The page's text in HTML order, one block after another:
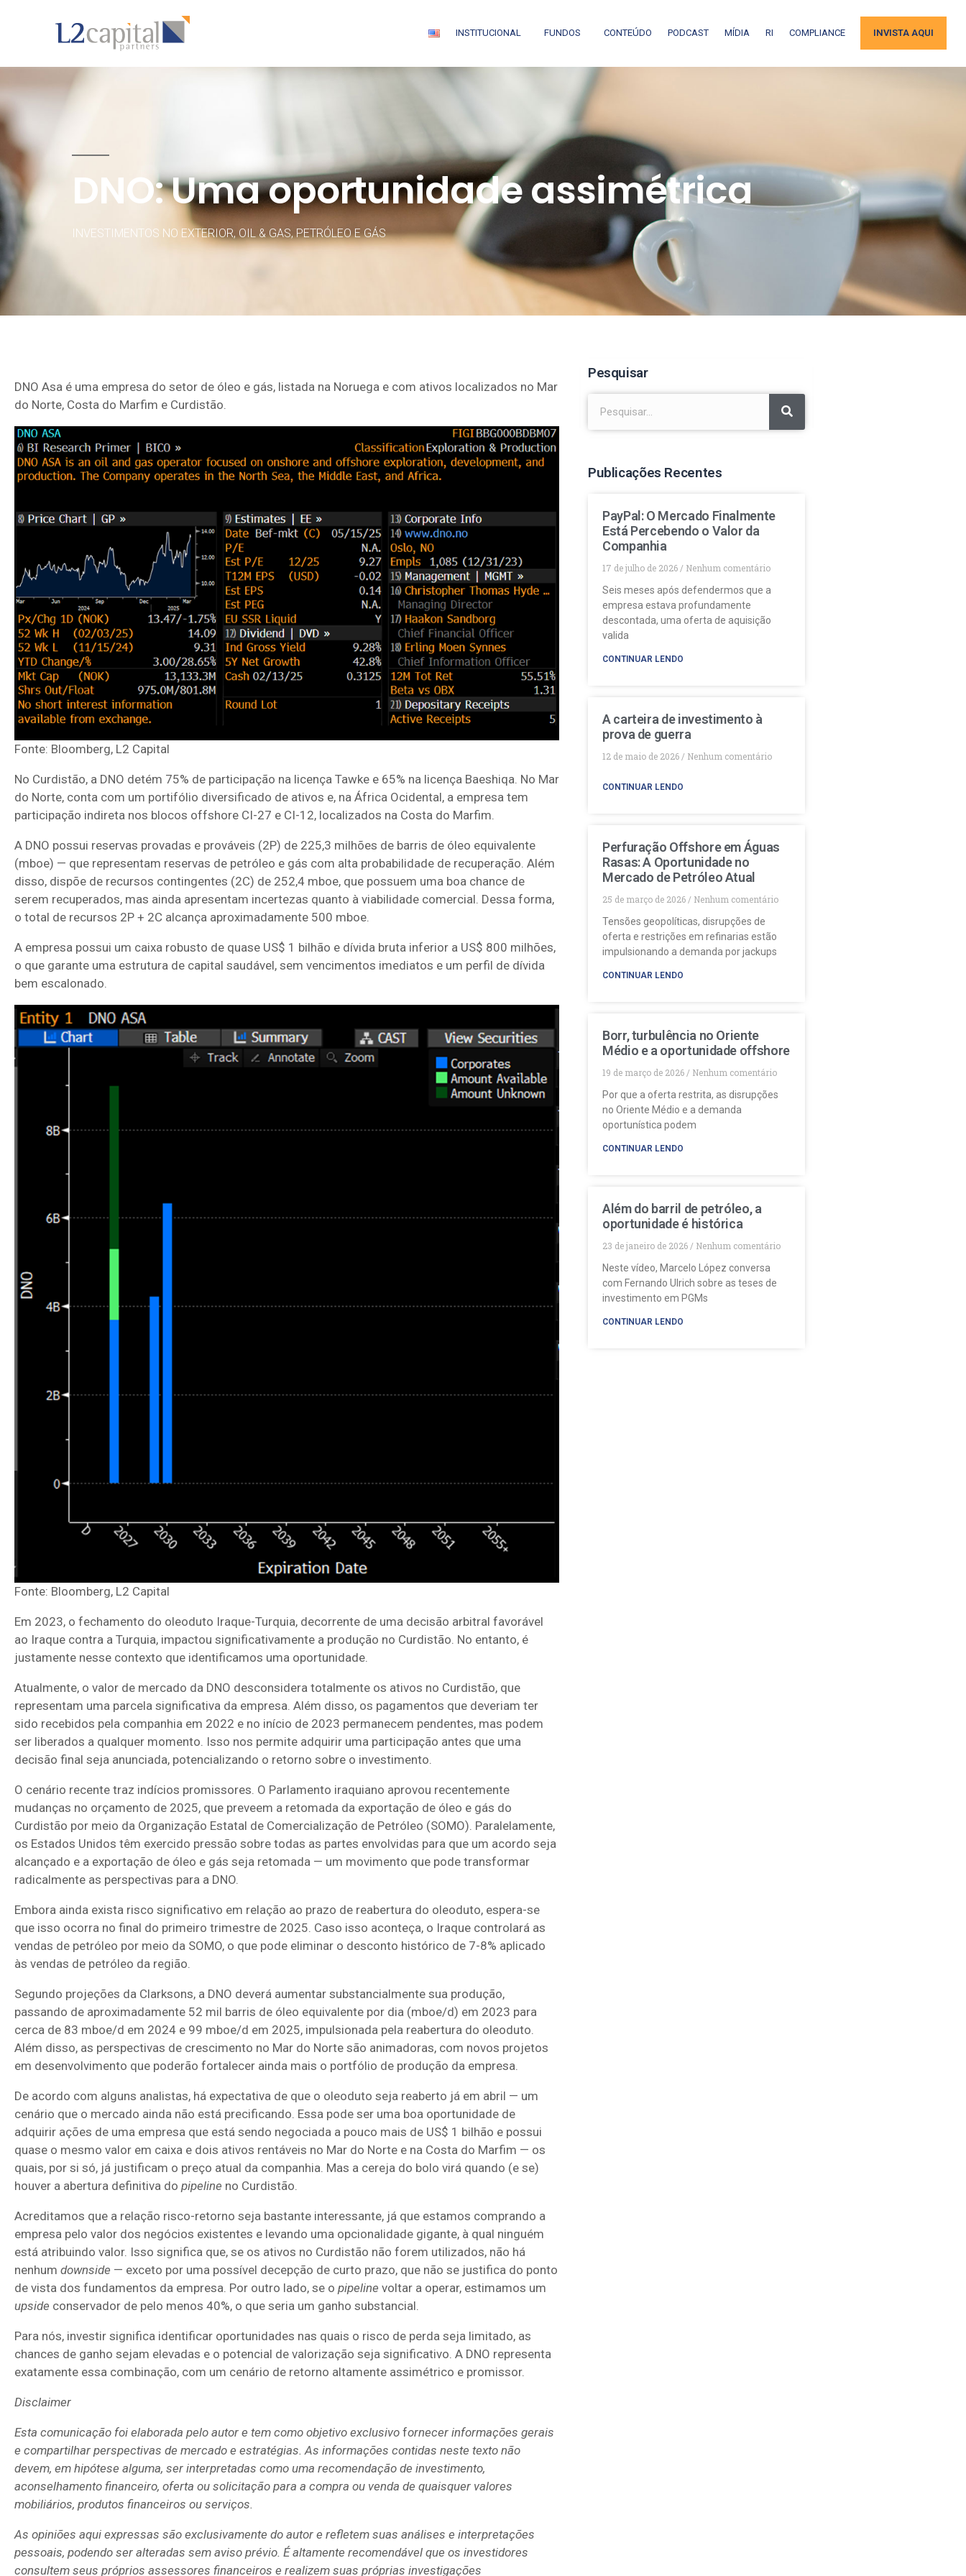
INSTITUCIONAL FUNDOS CONTEÚDO PODCAST MÍDIA RI COMPLIANCE INVISTA AQUI
DNO: Uma oportunidade assimétrica
INVESTIMENTOS NO EXTERIOR, OIL & GAS, PETRÓLEO E GÁS
DNO Asa é uma empresa do setor de óleo e gás, listada na Noruega e com ativos localizados no Mar
do Norte, Costa do Marfim e Curdistão.
Fonte: Bloomberg, L2 Capital
No Curdistão, a DNO detém 75% de participação na licença Tawke e 65% na licença Baeshiqa. No Mar
do Norte, conta com um portifólio diversificado de ativos e, na África Ocidental, a empresa tem
participação indireta nos blocos offshore CI-27 e CI-12, localizados na Costa do Marfim.
A DNO possui reservas provadas e prováveis (2P) de 225,3 milhões de barris de óleo equivalente
(mboe) — que representam reservas de petróleo e gás com alta probabilidade de recuperação. Além
disso, dispõe de recursos contingentes (2C) de 252,4 mboe, que possuem uma boa chance de
serem recuperados, mas ainda apresentam incertezas quanto à viabilidade comercial. Dessa forma,
o total de recursos 2P + 2C alcança aproximadamente 500 mboe.
A empresa possui um caixa robusto de quase US$ 1 bilhão e dívida bruta inferior a US$ 800 milhões,
o que garante uma estrutura de capital saudável, sem vencimentos imediatos e um perfil de dívida
bem escalonado.
Fonte: Bloomberg, L2 Capital
Em 2023, o fechamento do oleoduto Iraque-Turquia, decorrente de uma decisão arbitral favorável
ao Iraque contra a Turquia, impactou significativamente a produção no Curdistão. No entanto, é
justamente nesse contexto que identificamos uma oportunidade.
Atualmente, o valor de mercado da DNO desconsidera totalmente os ativos no Curdistão, que
representam uma parcela significativa da empresa. Além disso, os pagamentos que deveriam ter
sido recebidos pela companhia em 2022 e no início de 2023 permanecem pendentes, mas podem
ser liberados a qualquer momento. Isso nos permite adquirir uma participação antes que uma
decisão final seja anunciada, potencializando o retorno sobre o investimento.
O cenário recente traz indícios promissores. O Parlamento iraquiano aprovou recentemente
mudanças no orçamento de 2025, que preveem a retomada da exportação de óleo e gás do
Curdistão por meio da Organização Estatal de Comercialização de Petróleo (SOMO). Paralelamente,
os Estados Unidos têm exercido pressão sobre todas as partes envolvidas para que um acordo seja
alcançado e a exportação de óleo e gás seja retomada — um movimento que pode transformar
radicalmente as perspectivas para a DNO.
Embora ainda exista risco significativo em relação ao prazo de reabertura do oleoduto, espera-se
que isso ocorra no final do primeiro trimestre de 2025. Caso isso aconteça, o Iraque controlará as
vendas de petróleo por meio da SOMO, o que pode eliminar o desconto histórico de 7-8% aplicado
às vendas de petróleo da região.
Segundo projeções da Clarksons, a DNO deverá aumentar substancialmente sua produção,
passando de aproximadamente 52 mil barris de óleo equivalente por dia (mboe/d) em 2023 para
cerca de 83 mboe/d em 2024 e 99 mboe/d em 2025, impulsionada pela reabertura do oleoduto.
Além disso, as perspectivas de crescimento no Mar do Norte são animadoras, com novos projetos
em desenvolvimento que poderão fortalecer ainda mais o portfólio de produção da empresa.
De acordo com alguns analistas, há expectativa de que o oleoduto seja reaberto já em abril — um
cenário que o mercado ainda não está precificando. Essa pode ser uma boa oportunidade de
adquirir ações de uma empresa que está sendo negociada a pouco mais de US$ 1 bilhão e possui
quase o mesmo valor em caixa e dois ativos rentáveis no Mar do Norte e na Costa do Marfim — os
quais, por si só, já justificam o preço atual da companhia. Mas a cereja do bolo virá quando (e se)
houver a abertura definitiva do pipeline no Curdistão.
Acreditamos que a relação risco-retorno seja bastante interessante, já que estamos comprando a
empresa pelo valor dos negócios existentes e levando uma opcionalidade gigante, à qual ninguém
está atribuindo valor. Isso significa que, se os ativos no Curdistão não forem utilizados, não há
nenhum downside — exceto por uma possível decepção de curto prazo, que não se justifica do ponto
de vista dos fundamentos da empresa. Por outro lado, se o pipeline voltar a operar, estimamos um
upside conservador de pelo menos 40%, o que seria um ganho substancial.
Para nós, investir significa identificar oportunidades nas quais o risco de perda seja limitado, as
chances de ganho sejam elevadas e o potencial de valorização seja significativo. A DNO representa
exatamente essa combinação, com um cenário de retorno altamente assimétrico e promissor.
Disclaimer
Esta comunicação foi elaborada pelo autor e tem como objetivo exclusivo fornecer informações gerais
e compartilhar perspectivas de mercado e estratégias. As informações contidas neste texto não
devem, em hipótese alguma, ser interpretadas como uma recomendação de investimento,
aconselhamento financeiro, oferta ou solicitação para a compra ou venda de quaisquer valores
mobiliários, produtos financeiros ou serviços.
As opiniões aqui expressas são exclusivamente do autor e refletem suas análises e interpretações
pessoais, podendo ser alteradas sem aviso prévio. É altamente recomendável que os investidores
consultem seus próprios assessores financeiros e realizem suas próprias investigações
Pesquisar
Publicações Recentes
PayPal: O Mercado Finalmente
Está Percebendo o Valor da
Companhia
17 de julho de 2026
Nenhum comentário
Seis meses após defendermos que a
empresa estava profundamente
descontada, uma oferta de aquisição
valida
CONTINUAR LENDO
A carteira de investimento à
prova de guerra
12 de maio de 2026 Nenhum comentário
CONTINUAR LENDO
Perfuração Offshore em Águas
Rasas: A Oportunidade no
Mercado de Petróleo Atual
25 de março de 2026
Nenhum comentário
Tensões geopolíticas, disrupções de
oferta e restrições em refinarias estão
impulsionando a demanda por jackups
CONTINUAR LENDO
Borr, turbulência no Oriente
Médio e a oportunidade offshore
19 de março de 2026
Nenhum comentário
Por que a oferta restrita, as disrupções
no Oriente Médio e a demanda
oportunística podem
CONTINUAR LENDO
Além do barril de petróleo, a
oportunidade é histórica
23 de janeiro de 2026
Nenhum comentário
Neste vídeo, Marcelo López conversa
com Fernando Ulrich sobre as teses de
investimento em PGMs
CONTINUAR LENDO